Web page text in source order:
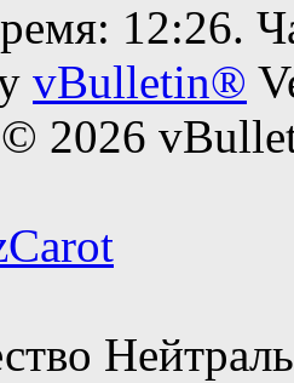
12:26.
vBulletin®
2026